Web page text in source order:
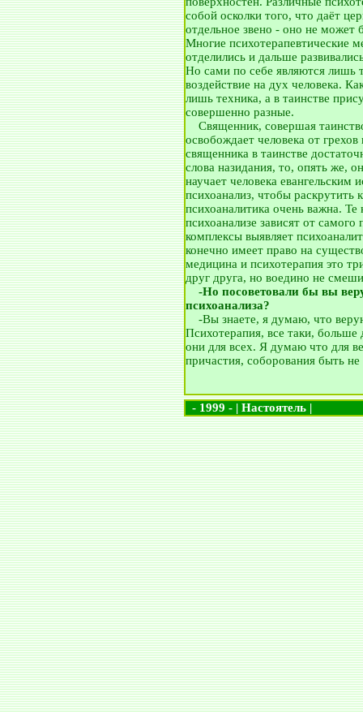
собой осколки того, что даёт
отдельное звено - оно не
Многие психотерапевтические
отделились и дальше
Но сами по себе являются лишь
воздействие на дух человека.
лишь техника, а в таинстве
совершенно разные.
Священник, совершая
освобождает человека от
священника в таинстве
слова назидания, то, опять же,
научает человека евангельским
психоанализ, чтобы раскрутить
психоаналитика очень важна.
психоанализе зависят от
комплексы выявляет
конечно имеет право на
медицина и психотерапия это
друг друга, но воедино не
-Но посоветовали бы вы
психоанализа?
-Вы знаете, я думаю, что
Психотерапия, все таки,
они для всех. Я думаю что для
причастия, соборования быть
- 1999 - | Настоятель |